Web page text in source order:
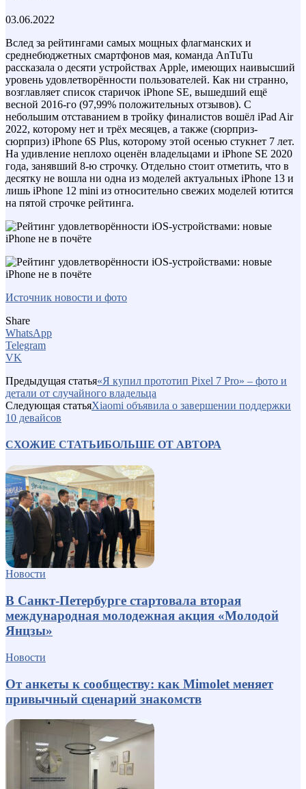
03.06.2022
Вслед за рейтингами самых мощных флагманских и
среднебюджетных смартфонов мая, команда AnTuTu
рассказала о десяти устройствах Apple, имеющих наивысший
уровень удовлетворённости пользователей. Как ни странно,
возглавляет список старичок iPhone SE, вышедший ещё
весной 2016-го (97,99% положительных отзывов). С
небольшим отставанием в тройку финалистов вошёл iPad Air
2022, которому нет и трёх месяцев, а также (сюрприз-
сюрприз) iPhone 6S Plus, которому этой осенью стукнет 7 лет.
На удивление неплохо оценён владельцами и iPhone SE 2020
года, занявший 8-ю строчку. Отдельно стоит отметить, что в
десятку не вошла ни одна из моделей актуальных iPhone 13 и
лишь iPhone 12 mini из относительно свежих моделей ютится
на пятой строчке рейтинга.
Источник новости и фото
Share
WhatsApp
Telegram
VK
Предыдущая статья«Я купил прототип Pixel 7 Pro» – фото и
детали от случайного владельца
Следующая статьяXiaomi объявила о завершении поддержки
10 девайсов
СХОЖИЕ СТАТЬИБОЛЬШЕ ОТ АВТОРА
Новости
В Санкт-Петербурге стартовала вторая
международная молодежная акция «Молодой
Янцзы»
Новости
От анкеты к сообществу: как Mimolet меняет
привычный сценарий знакомств